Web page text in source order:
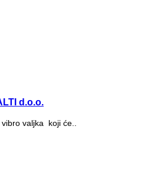
d.o.o.
vibro valjka koji će..